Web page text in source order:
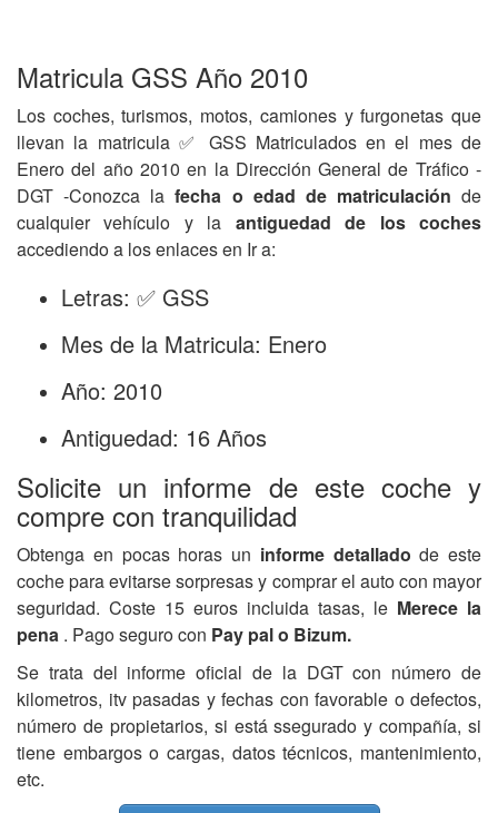
Matricula GSS Año 2010
Los coches, turismos, motos, camiones y furgonetas que
llevan la matricula ✅ GSS Matriculados en el mes de
Enero del año 2010 en la Dirección General de Tráfico -
DGT -Conozca lafecha o edad de matriculación de
cualquier vehículo y la antiguedad de los coches
accediendo a los enlaces en Ir a:
Letras: ✅ GSS
Mes de la Matricula: Enero
Año: 2010
Antiguedad: 16 Años
Solicite un informe de este coche y
compre con tranquilidad
Obtenga en pocas horas un informe detalladode este
coche para evitarse sorpresas y comprar el auto con mayor
seguridad. Coste 15 euros incluida tasas, le Merece la
pena . Pago seguro con Pay pal o Bizum.
Se trata del informe oficial de la DGT con número de
kilometros, itv pasadas y fechas con favorable o defectos,
número de propietarios, si está ssegurado y compañía, si
tiene embargos o cargas, datos técnicos, mantenimiento,
etc.